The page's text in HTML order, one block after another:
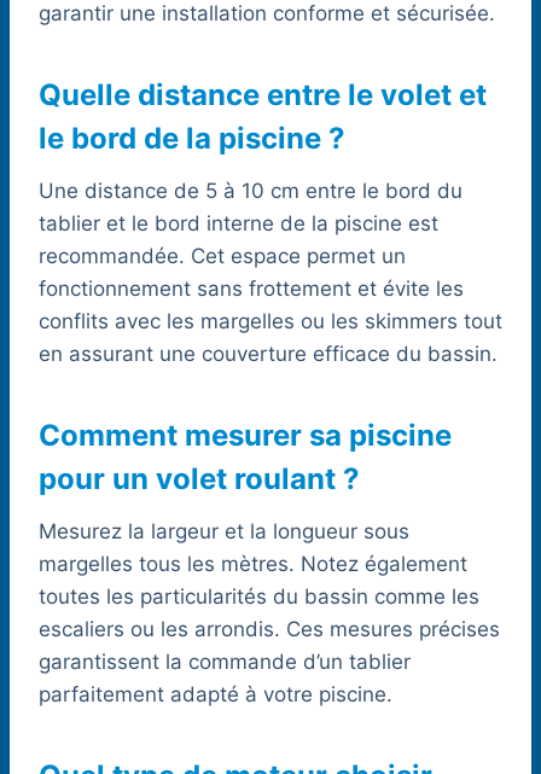
garantir une installation conforme et sécurisée.
Quelle distance entre le volet et
le bord de la piscine ?
Une distance de 5 à 10 cm entre le bord du
tablier et le bord interne de la piscine est
recommandée. Cet espace permet un
fonctionnement sans frottement et évite les
conflits avec les margelles ou les skimmers tout
en assurant une couverture efficace du bassin.
Comment mesurer sa piscine
pour un volet roulant ?
Mesurez la largeur et la longueur sous
margelles tous les mètres. Notez également
toutes les particularités du bassin comme les
escaliers ou les arrondis. Ces mesures précises
garantissent la commande d’un tablier
parfaitement adapté à votre piscine.